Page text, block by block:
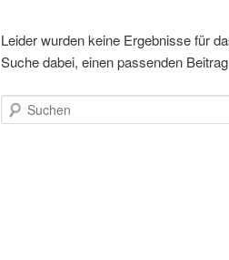
Leider wurden keine Ergebnisse für
Suche dabei, einen passenden
Suchen